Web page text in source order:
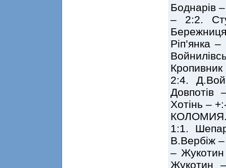
Боднарів
– 2:2.
Ріп’янка
2:4.
Хотінь –
КОЛОМИЯ.
1:1.
В.Вербіж –
–
Жукотин